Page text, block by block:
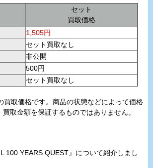
セット
買取価格
1,505円
セット買取なし
非公開
500円
セット買取なし
取価格です。商品の状態などによって価格
取金額を保証するものではありません。
100 YEARS QUEST』について紹介しまし